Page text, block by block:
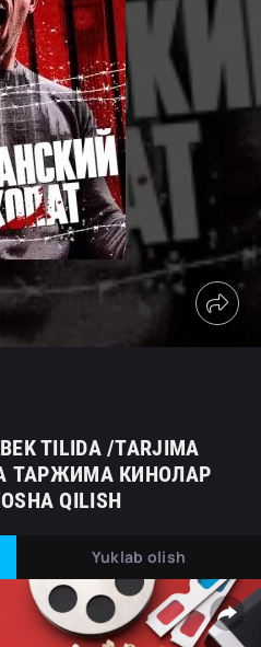
TILIDA /TARJIMA
ТАРЖИМА КИНОЛАР
QILISH
Yuklab olish